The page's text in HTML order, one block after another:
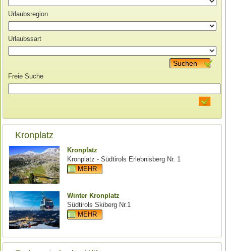
Urlaubsregion
Urlaubssart
Suchen
Freie Suche
Kronplatz
Kronplatz
Kronplatz - Südtirols Erlebnisberg Nr. 1
MEHR
Winter Kronplatz
Südtirols Skiberg Nr.1
MEHR